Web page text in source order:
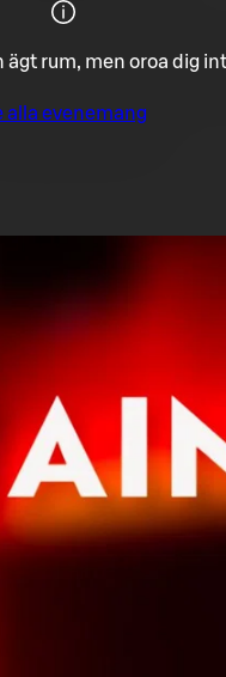
ägt rum, men oroa dig
alla evenemang